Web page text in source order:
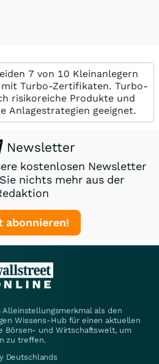
7 von 10 Kleinanlegern
Turbo-Zertifikaten. Turbo-
risikoreiche Produkte und
Anlagestrategien geeignet.
Newsletter
kostenlosen Newsletter
nichts mehr aus der
abonnieren!
als den
Wissens-Hub für einen aktuellen
Börsen- und Wirtschaftswelt, um
zu treffen.
Deutschlands